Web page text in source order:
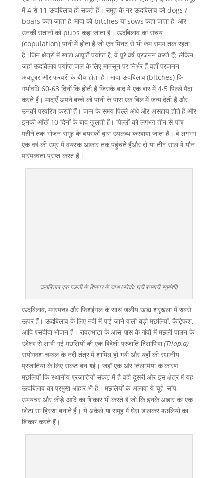
में 4 से 11 ऊदबिलाव हो सकते हैं। समूह के नर ऊदबिलाव को dogs /
boars कहा जाता है, मादा को bitches या sows कहा जाता है, और
उनकी संतानों को pups कहा जाता है। ऊदबिलाव का संचय
(copulation) पानी में होता है जो एक मिनट से भी कम समय तक रहता
है।जिन क्षेत्रों में खाद्य आपूर्ति पर्याप्त है, वे पूरे वर्ष प्रजनन करते हैं; लेकिन
जहां ऊदबिलाव पर्याप्त जल के लिए मानसून पर निर्भर हैं वहाँ प्रजनन
अक्टूबर और फरवरी के बीच होता है। मादा ऊदबिलाव (bitches) कि
गर्भावधि 60-63 दिनों कि होती है जिसके बाद ये एक बार में 4-5 पिल्ले पैदा
करते हैं। मादाएँ अपने बच्चे को पानी के पास एक बिल में जन्म देती हैं और
उनकी परवरिश करती हैं। जन्म के समय पिल्ले अंधे और असहाय होते हैं और
इनकी आँखें 10 दिनों के बाद खुलती हैं। पिल्लों को लगभग तीन से पांच
महीने तक भोजन समूह के वयस्कों द्वारा उपलब्ध करवाया जाता है। वे लगभग
एक वर्ष की उम्र में वयस्क आकार तक पहुंचते हैंऔर दो या तीन साल में यौन
परिपक्वता प्राप्त करते हैं।
ऊदबिलाव एक मछली के शिकार के साथ (फोटो: श्री बनवारी यदुवंशी)
ऊदबिलाव, मगरमच्छ और फिशईगल के साथ जलीय खाद्य श्रृंखला में सबसे
ऊपर हैं। ऊदबिलाव के लिए नदी में पाई जाने वाली बड़ी मछलियाँ, कैट्फिश,
आदि पसंदीदा भोजन है। रावतभाटा के आस-पास के गांवों में मछली पालन के
उद्देश्य से लायी गई मछलियों की एक विदेशी प्रजाति तिलापिया(Tilapia)
संयोगवश चम्बल के नदी तंत्र में शामिल हो गयी और यहाँ की स्थानीय
प्रजातियां के लिए संकट बन गई। जहाँ एक ओर तिलापिया के कारण
मछलियों कि स्थानीय प्रजातियाँ संकट में है वही दूसरी ओर इस क्षेत्र में यह
ऊदबिलाव का प्रमुख आहार भी है। मछलियों के अलावा ये चूहे, सांप,
उभयचर और कीड़े आदि का शिकार भी करते हैं जो कि इनके आहार का एक
छोटा सा हिस्सा बनाते हैं। ये अकेले या समूह में घेरा डालकर मछलियों का
शिकार करते हैं।